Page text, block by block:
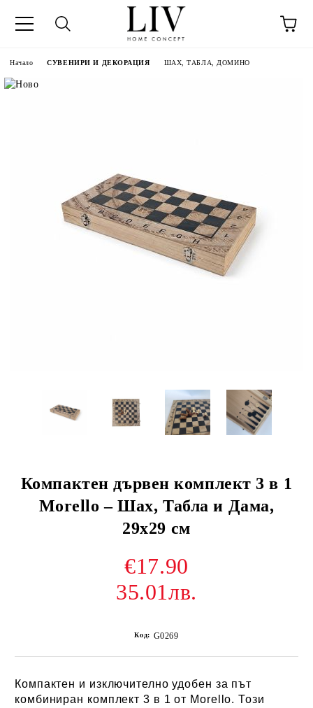
Начало СУВЕНИРИ И ДЕКОРАЦИЯ ШАХ, ТАБЛА, ДОМИНО
Компактен дървен комплект 3 в 1
Morello – Шах, Табла и Дама,
29х29 см
€17.90
35.01лв.
Код: G0269
Компактен и изключително удобен за път
комбиниран комплект 3 в 1 от Morello. Този